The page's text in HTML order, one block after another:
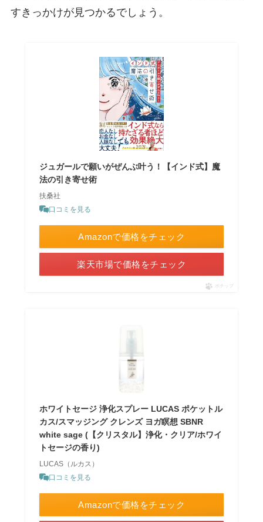
すきっかけが見つかるでしょう。
ジュガールで願いがぜんぶ叶う！【インド式】魔
法の引き寄せ術
扶桑社
口コミを見る
Amazonで価格をチェック
楽天市場で価格をチェック
ポチップ
ホワイトセージ 浄化スプレー LUCAS ポケットル
カス/スマッジング クレンズ ヨガ瞑想 SBNR
white sage (【クリスタル】浄化・クリア/ホワイ
トセージの香り)
LUCAS（ルカス）
口コミを見る
Amazonで価格をチェック